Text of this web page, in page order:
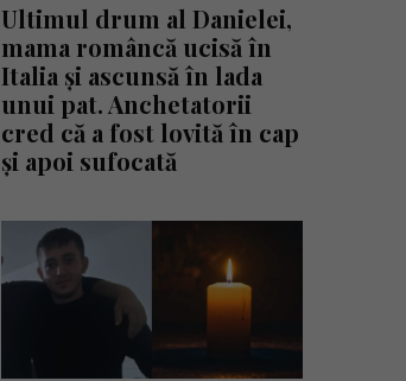
Ultimul drum al Danielei,
mama româncă ucisă în
Italia și ascunsă în lada
unui pat. Anchetatorii
cred că a fost lovită în cap
și apoi sufocată